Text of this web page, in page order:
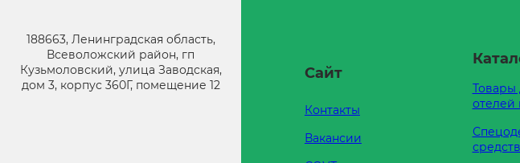
188663, Ленинградская область,
Всеволожский район, гп
Кузьмоловский, улица Заводская,
дом 3, корпус 360Г, помещение 12
Сайт
Контакты
Вакансии
Товары
отелей